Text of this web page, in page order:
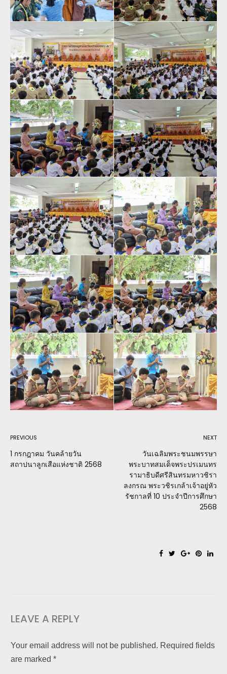
PREVIOUS
1 กรกฎาคม วันคล้ายวัน
สถาปนาลูกเสือแห่งชาติ 2568
NEXT
วันเฉลิมพระชนมพรรษา
พระบาทสมเด็จพระปรเมนทร
รามาธิบดีศรีสินทรมหาวชิรา
ลงกรณ พระวชิรเกล้าเจ้าอยู่หัว
รัชกาลที่ 10 ประจำปีการศึกษา
2568
LEAVE A REPLY
Your email address will not be published. Required fields
are marked *